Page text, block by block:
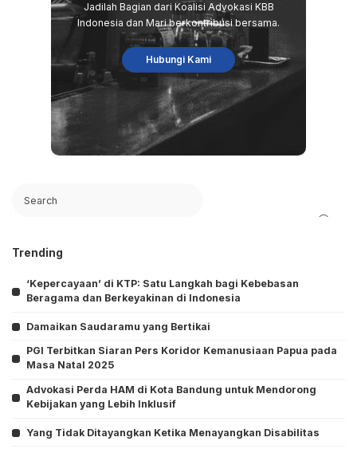
Jadilah Bagian dari Koalisi Advokasi KBB
Indonesia dan Mari berkontribusi bersama.
Hubungi Kami
Trending
‘Kepercayaan’ di KTP: Satu Langkah bagi Kebebasan
Beragama dan Berkeyakinan di Indonesia
Damaikan Saudaramu yang Bertikai
PGI Terbitkan Siaran Pers Koridor Kemanusiaan Papua pada
Masa Natal 2025
Advokasi Perda HAM di Kota Bandung untuk Mendorong
Kebijakan yang Lebih Inklusif
Yang Tidak Ditayangkan Ketika Menayangkan Disabilitas